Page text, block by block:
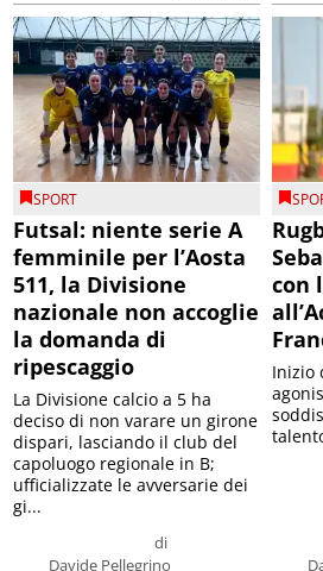
SPORT
Futsal: niente serie A
femminile per l’Aosta
511, la Divisione
nazionale non accoglie
la domanda di
ripescaggio
di
Davide Pellegrino
La Divisione calcio a 5 ha
deciso di non varare un girone
dispari, lasciando il club del
capoluogo regionale in B;
ufficializzate le avversarie dei
gi...
con
Inizio